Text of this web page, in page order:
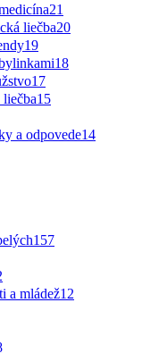
21
liečba20
19
18
17
15
a odpovede14
157
a mládež12